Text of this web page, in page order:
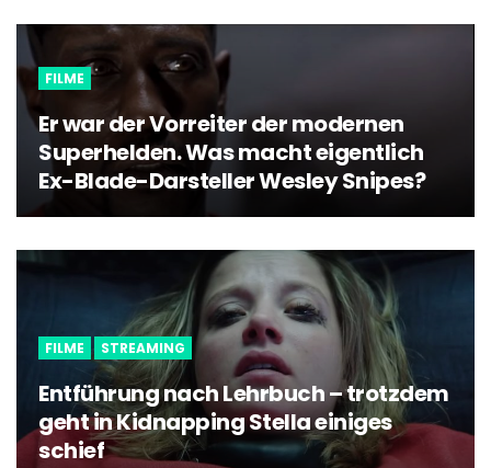
FILME
Er war der Vorreiter der modernen
Superhelden. Was macht eigentlich
Ex-Blade-Darsteller Wesley Snipes?
FILME STREAMING
Entführung nach Lehrbuch – trotzdem
geht in Kidnapping Stella einiges
schief